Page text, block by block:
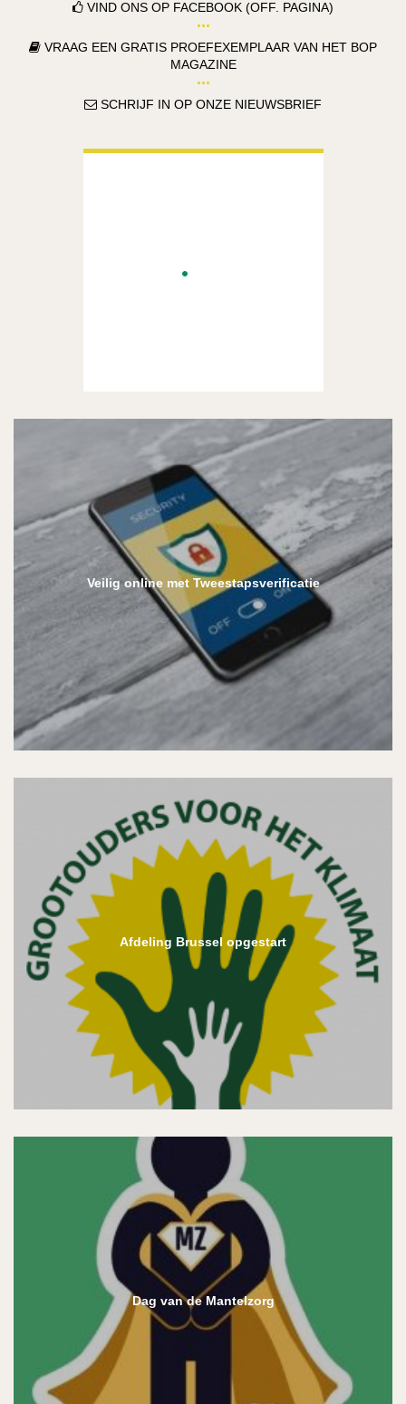
VIND ONS OP FACEBOOK (OFF. PAGINA)
VRAAG EEN GRATIS PROEFEXEMPLAAR VAN HET BOP
MAGAZINE
SCHRIJF IN OP ONZE NIEUWSBRIEF
Veilig online met Tweestapsverificatie
Afdeling Brussel opgestart
Dag van de Mantelzorg